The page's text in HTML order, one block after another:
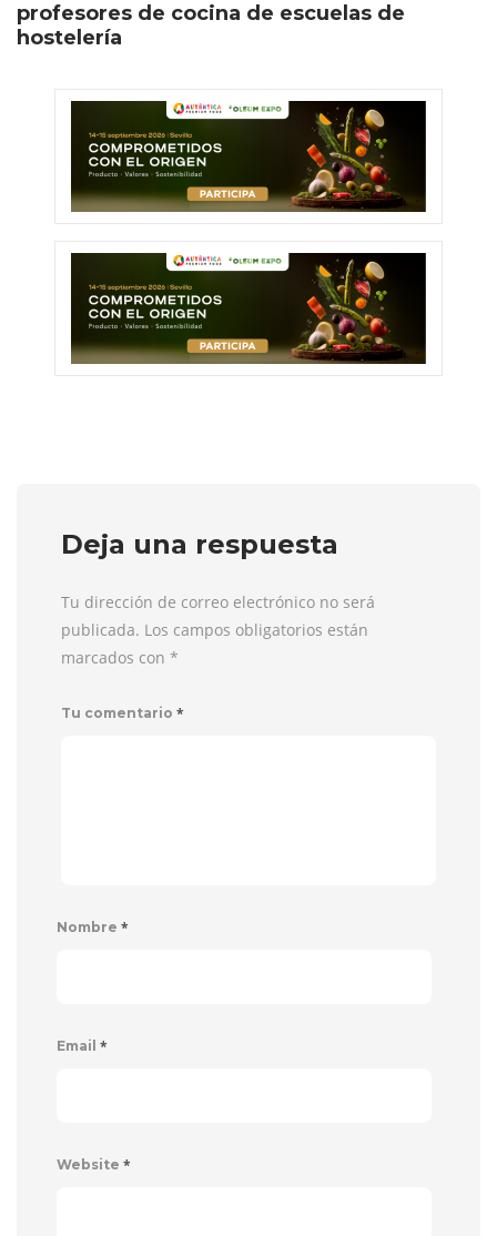
profesores de cocina de escuelas de
hostelería
Deja una respuesta
Tu dirección de correo electrónico no será
publicada. Los campos obligatorios están
marcados con *
Tu comentario *
Nombre *
Email *
Website *